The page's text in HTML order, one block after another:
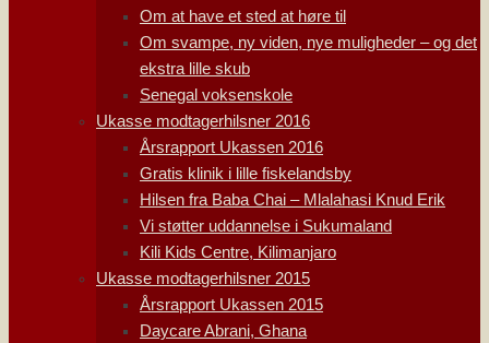
Om at have et sted at høre til
Om svampe, ny viden, nye muligheder – og det
ekstra lille skub
Senegal voksenskole
Ukasse modtagerhilsner 2016
Årsrapport Ukassen 2016
Gratis klinik i lille fiskelandsby
Hilsen fra Baba Chai – Mlalahasi Knud Erik
Vi støtter uddannelse i Sukumaland
Kili Kids Centre, Kilimanjaro
Ukasse modtagerhilsner 2015
Årsrapport Ukassen 2015
Daycare Abrani, Ghana